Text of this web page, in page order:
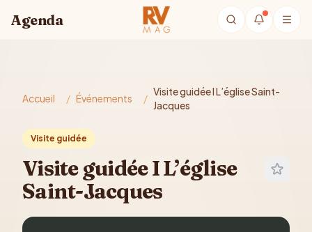
Agenda
Accueil / Événements /
Visite guidée I L’église Saint-
Jacques
Visite guidée
Visite guidée I L’église
Saint-Jacques